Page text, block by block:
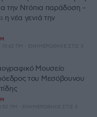
την Ντόπια παράδοση –
η νέα γενιά την
10:42 ΠΜ - ΕΝΗΜΕΡΏΘΗΚΕ ΣΤΙΣ 3
Μουσείο
του Μεσόβουνου
ΠΜ - ΕΝΗΜΕΡΏΘΗΚΕ ΣΤΙΣ 3